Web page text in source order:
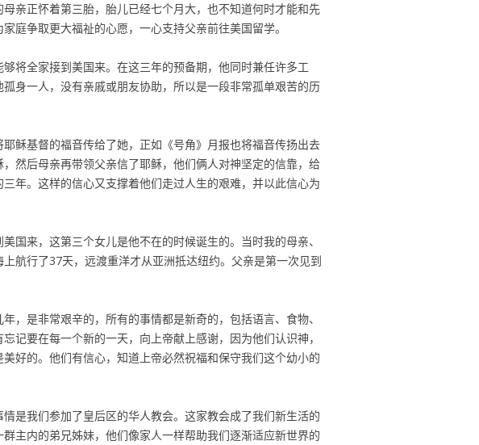
亲正怀着第三胎，胎儿已经七个月大，也不知道何时才能和先
庭争取更大福祉的心愿，一心支持父亲前往美国留学。
将全家接到美国来。在这三年的预备期，他同时兼任许多工
身一人，没有亲戚或朋友协助，所以是一段非常孤单艰苦的历
稣基督的福音传给了她，正如《号角》月报也将福音传扬出去
然后母亲再带领父亲信了耶稣，他们俩人对神坚定的信靠，给
年。这样的信心又支撑着他们走过人生的艰难，并以此信心为
国来，这第三个女儿是他不在的时候诞生的。当时我的母亲、
航行了37天，远渡重洋才从亚洲抵达纽约。父亲是第一次见到
，是非常艰辛的，所有的事情都是新奇的，包括语言、食物、
记要在每一个新的一天，向上帝献上感谢，因为他们认识神，
好的。他们有信心，知道上帝必然祝福和保守我们这个幼小的
是我们参加了皇后区的华人教会。这家教会成了我们新生活的
主内的弟兄姊妹，他们像家人一样帮助我们逐渐适应新世界的